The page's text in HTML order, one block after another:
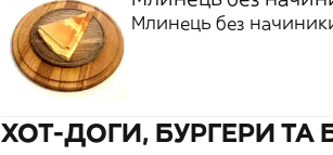
Млинець без
ХОТ-ДОГИ, БУРГЕРИ ТА